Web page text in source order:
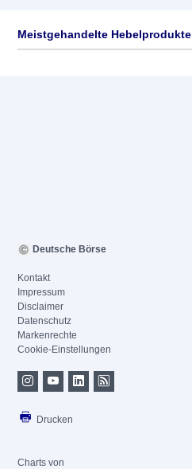
Meistgehandelte Hebelprodukte
Deutsche Börse
Kontakt
Impressum
Disclaimer
Datenschutz
Markenrechte
Cookie-Einstellungen
Drucken
Charts von